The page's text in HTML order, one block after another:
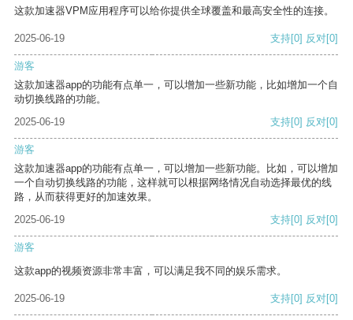
这款加速器VPM应用程序可以给你提供全球覆盖和最高安全性的连接。
2025-06-19 支持[0] 反对[0]
游客
这款加速器app的功能有点单一，可以增加一些新功能，比如增加一个自
动切换线路的功能。
2025-06-19
支持[0] 反对[0]
游客
这款加速器app的功能有点单一，可以增加一些新功能。比如，可以增加
一个自动切换线路的功能，这样就可以根据网络情况自动选择最优的线
路，从而获得更好的加速效果。
2025-06-19
支持[0] 反对[0]
游客
这款app的视频资源非常丰富，可以满足我不同的娱乐需求。
2025-06-19 支持[0] 反对[0]